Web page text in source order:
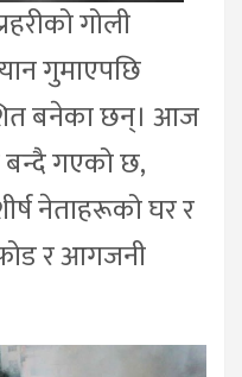
गोली
गुमाएपछि
बनेका छन्। आज
बन्दै गएको छ,
नेताहरूको घर र
र आगजनी